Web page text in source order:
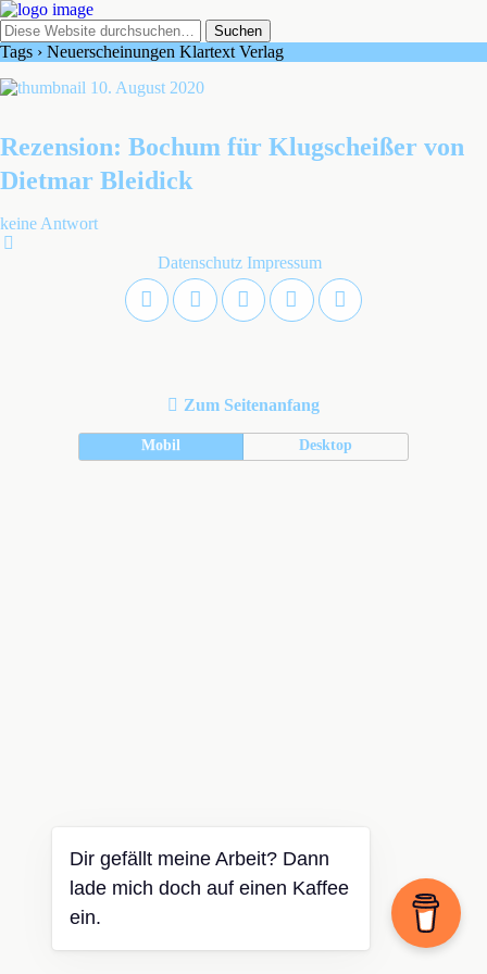
Tags › Neuerscheinungen Klartext Verlag
10. August 2020
Rezension: Bochum für Klugscheißer von
Dietmar Bleidick
keine Antwort
Datenschutz Impressum
Zum Seitenanfang
Mobil Desktop
Dir gefällt meine Arbeit? Dann
lade mich doch auf einen Kaffee
ein.